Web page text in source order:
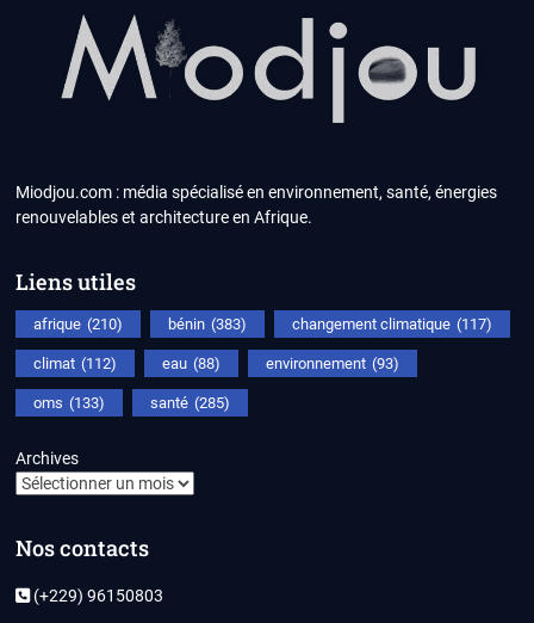
Miodjou.com : média spécialisé en environnement, santé, énergies
renouvelables et architecture en Afrique.
Liens utiles
afrique (210) bénin (383) changement climatique (117)
climat (112) eau (88) environnement (93)
oms (133) santé (285)
Archives
Nos contacts
(+229) 96150803